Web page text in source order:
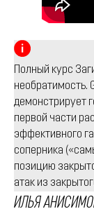
Полный курс
необратимость.
демонстрирует
первой части
эффективного
соперника
позицию
атак из
ИЛЬЯ